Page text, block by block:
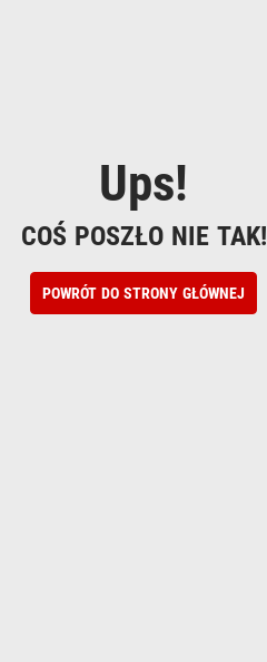
Ups!
COŚ POSZŁO NIE TAK!
POWRÓT DO STRONY GŁÓWNEJ